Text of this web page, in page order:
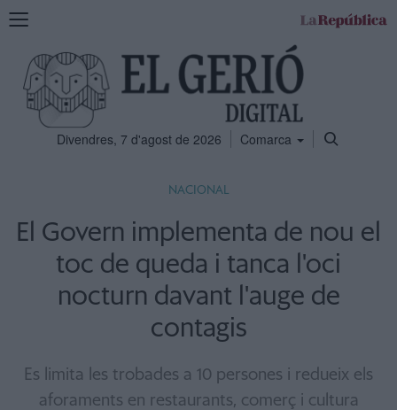
Mostra
navegació
Divendres, 7 d'agost de 2026 Comarca
NACIONAL
El Govern implementa de nou el
toc de queda i tanca l'oci
nocturn davant l'auge de
contagis
Es limita les trobades a 10 persones i redueix els
aforaments en restaurants, comerç i cultura